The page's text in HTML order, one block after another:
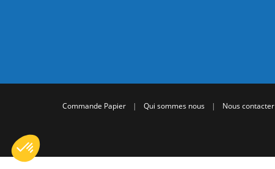
Commande Papier | Qui sommes nous | Nous contacter